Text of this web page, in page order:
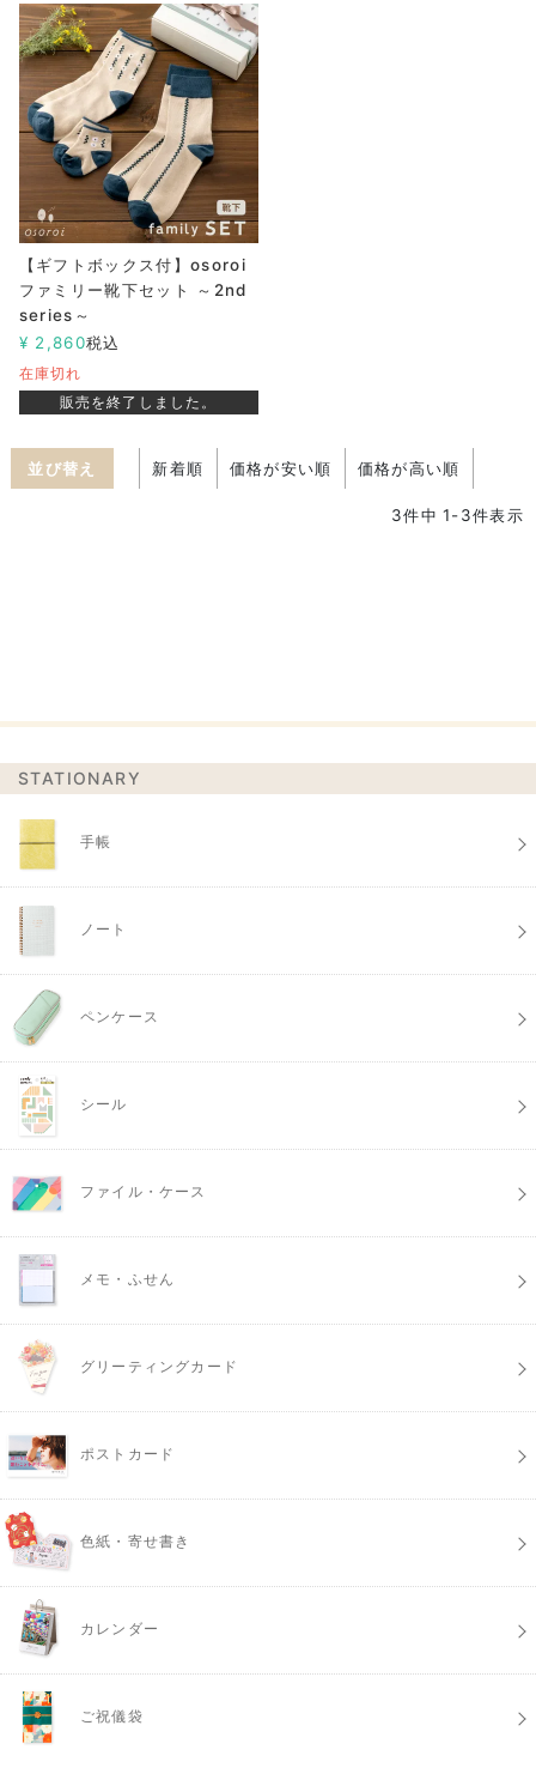
【ギフトボックス付】osoroi
ファミリー靴下セット ～2nd
series～
¥ 2,860税込
在庫切れ
販売を終了しました。
並び替え 新着順 価格が安い順 価格が高い順
3件中 1-3件表示
STATIONARY
手帳
ノート
ペンケース
シール
ファイル・ケース
メモ・ふせん
グリーティングカード
ポストカード
色紙・寄せ書き
カレンダー
ご祝儀袋